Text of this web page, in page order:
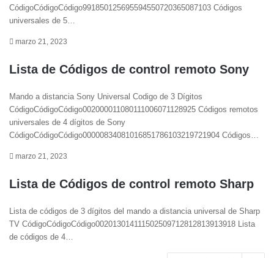
CódigoCódigoCódigo991850125695594550720365087103 Códigos
universales de 5…
marzo 21, 2023
Lista de Códigos de control remoto Sony
Mando a distancia Sony Universal Codigo de 3 Dígitos
CódigoCódigoCódigo002000011080111006071128925 Códigos remotos
universales de 4 dígitos de Sony
CódigoCódigoCódigo00000834081016851786103219721904 Códigos…
marzo 21, 2023
Lista de Códigos de control remoto Sharp
Lista de códigos de 3 dígitos del mando a distancia universal de Sharp
TV CódigoCódigoCódigo002013014111502509712812813913918 Lista
de códigos de 4…